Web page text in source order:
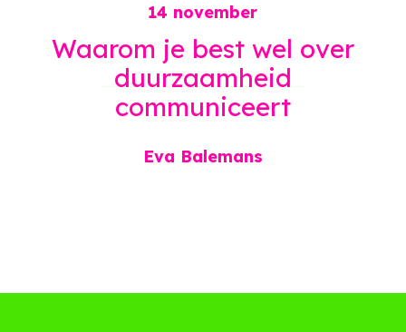
14 november
Waarom je best wel over
duurzaamheid
communiceert
Eva Balemans